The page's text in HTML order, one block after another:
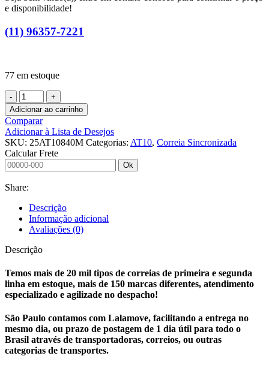
e disponibilidade!
(11) 96357-7221
77 em estoque
Adicionar ao carrinho
Comparar
Adicionar à Lista de Desejos
SKU: 25AT10840M Categorias: AT10, Correia Sincronizada
Calcular Frete
Ok
Share:
Descrição
Informação adicional
Avaliações (0)
Descrição
Temos mais de 20 mil tipos de correias de primeira e segunda
linha em estoque, mais de 150 marcas diferentes, atendimento
especializado e agilizade no despacho!
São Paulo contamos com Lalamove, facilitando a entrega no
mesmo dia, ou prazo de postagem de 1 dia útil para todo o
Brasil através de transportadoras, correios, ou outras
categorias de transportes.